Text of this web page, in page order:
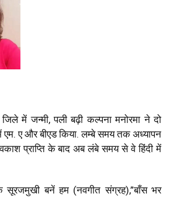
जिले में जन्मी,पली बढ़ी कल्पना मनोरमा ने दो
एम. ए और बीएड किया. लम्बे समय तक अध्यापन
प्राप्ति के बाद अब लंबे समय से वे हिंदी में
बनें हम (नवगीत संग्रह),”बाँस भर